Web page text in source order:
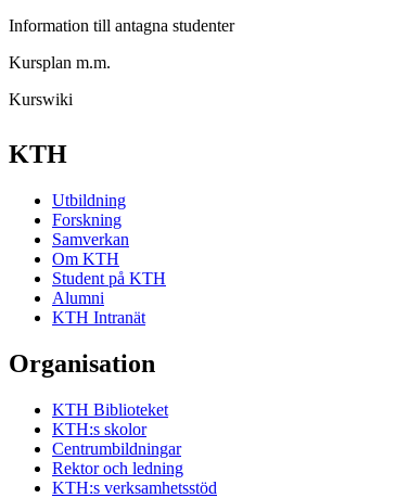
Information till antagna studenter
Kursplan m.m.
Kurswiki
KTH
Utbildning
Forskning
Samverkan
Om KTH
Student på KTH
Alumni
KTH Intranät
Organisation
KTH Biblioteket
KTH:s skolor
Centrumbildningar
Rektor och ledning
KTH:s verksamhetsstöd